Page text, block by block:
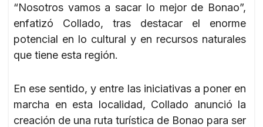
“Nosotros vamos a sacar lo mejor de Bonao”,
enfatizó Collado, tras destacar el enorme
potencial en lo cultural y en recursos naturales
que tiene esta región.
En ese sentido, y entre las iniciativas a poner en
marcha en esta localidad, Collado anunció la
creación de una ruta turística de Bonao para ser